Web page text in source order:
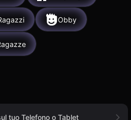
Obby
tuo Telefono o Tablet